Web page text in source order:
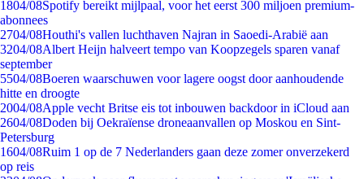
1804/08Spotify bereikt mijlpaal, voor het eerst 300 miljoen premium-
abonnees
2704/08Houthi's vallen luchthaven Najran in Saoedi-Arabië aan
3204/08Albert Heijn halveert tempo van Koopzegels sparen vanaf
september
5504/08Boeren waarschuwen voor lagere oogst door aanhoudende
hitte en droogte
2004/08Apple vecht Britse eis tot inbouwen backdoor in iCloud aan
2604/08Doden bij Oekraïense droneaanvallen op Moskou en Sint-
Petersburg
1604/08Ruim 1 op de 7 Nederlanders gaan deze zomer onverzekerd
op reis